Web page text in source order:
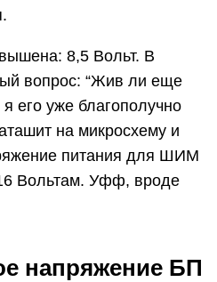
8,5 Вольт. В
вопрос: “Жив ли еще
его уже благополучно
на микросхему и
питания для ШИМ
Вольтам. Уфф, вроде
напряжение БП